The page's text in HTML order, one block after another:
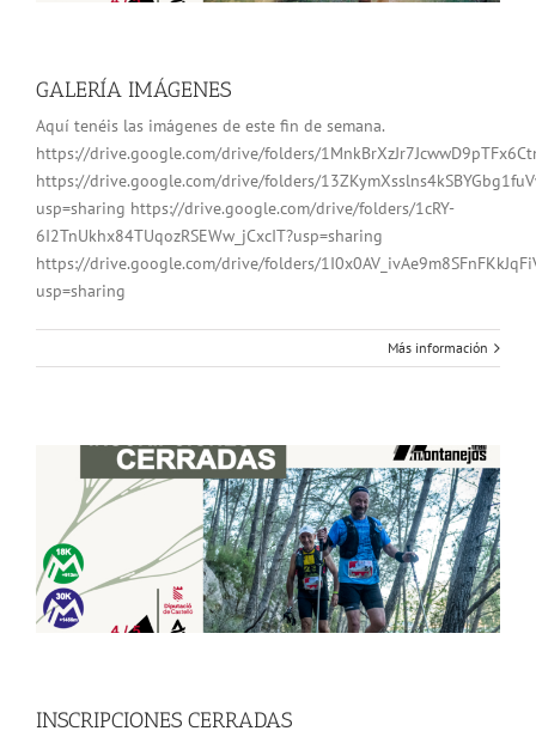
GALERÍA IMÁGENES
Aquí tenéis las imágenes de este fin de semana.
https://drive.google.com/drive/folders/
https://drive.google.com/drive/folders/
usp=sharing https://drive.google.com/drive/folders/1cRY-
6I2TnUkhx84TUqozRSEWw_jCxcIT?usp=sharing
https://drive.google.com/drive/folders/
usp=sharing
Más información
INSCRIPCIONES CERRADAS